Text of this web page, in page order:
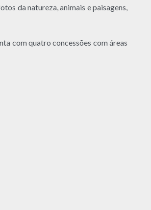
da natureza, animais e paisagens,
com quatro concessões com áreas